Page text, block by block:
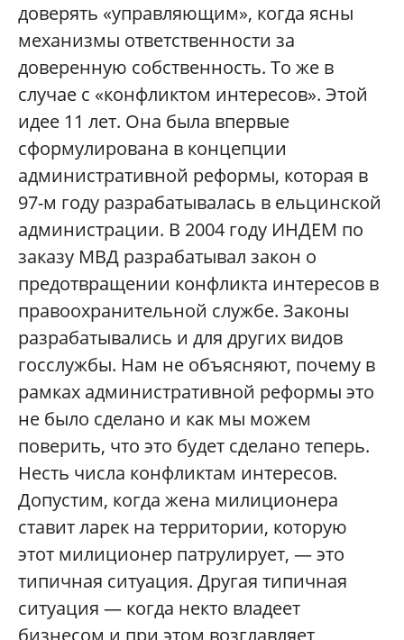
доверять «управляющим», когда ясны
механизмы ответственности за
доверенную собственность. То же в
случае с «конфликтом интересов». Этой
идее 11 лет. Она была впервые
сформулирована в концепции
административной реформы, которая в
97-м году разрабатывалась в ельцинской
администрации. В 2004 году ИНДЕМ по
заказу МВД разрабатывал закон о
предотвращении конфликта интересов в
правоохранительной службе. Законы
разрабатывались и для других видов
госслужбы. Нам не объясняют, почему в
рамках административной реформы это
не было сделано и как мы можем
поверить, что это будет сделано теперь.
Несть числа конфликтам интересов.
Допустим, когда жена милиционера
ставит ларек на территории, которую
этот милиционер патрулирует, — это
типичная ситуация. Другая типичная
ситуация — когда некто владеет